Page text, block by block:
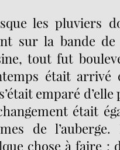
les pluviers
sur la bande
tout fut
était arrivé
emparé
était
de
chose à faire :